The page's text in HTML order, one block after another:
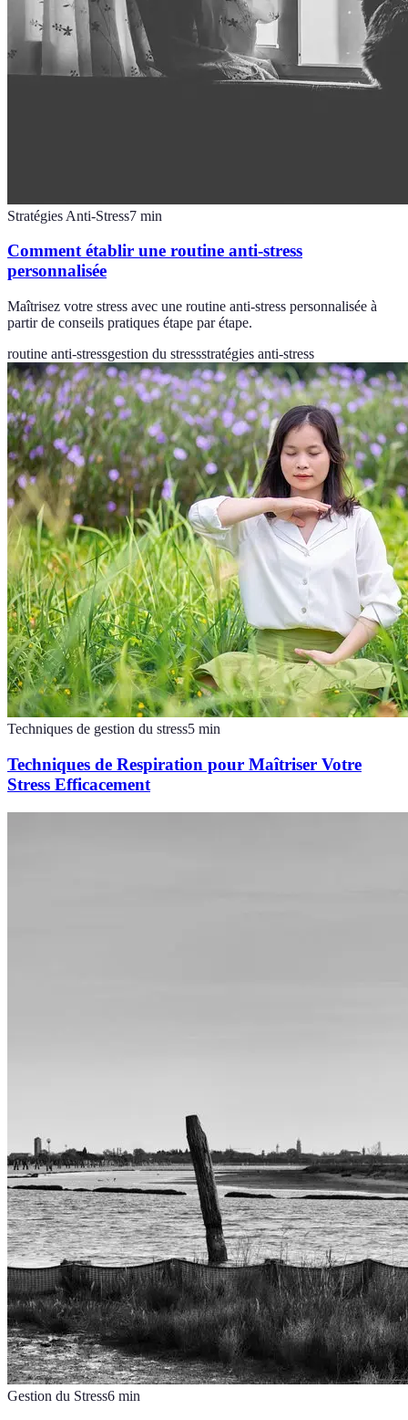
Stratégies Anti-Stress7 min
Comment établir une routine anti-stress
personnalisée
Maîtrisez votre stress avec une routine anti-stress personnalisée à
partir de conseils pratiques étape par étape.
routine anti-stressgestion du stressstratégies anti-stress
Techniques de gestion du stress5 min
Techniques de Respiration pour Maîtriser Votre
Stress Efficacement
Gestion du Stress6 min